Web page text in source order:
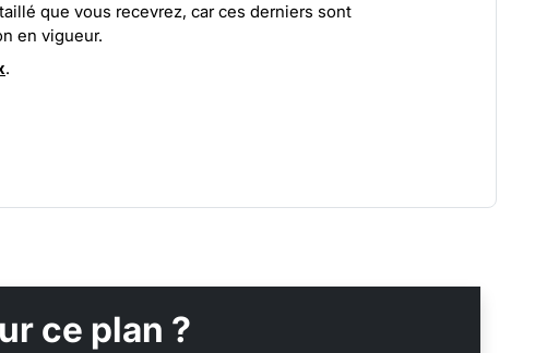
que vous recevrez, car ces derniers sont
en vigueur.
.
ce plan ?